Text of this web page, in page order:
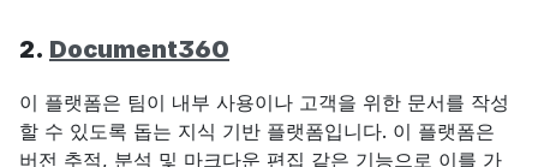
2. Document360
이 플랫폼은 팀이 내부 사용이나 고객을 위한 문서를 작성
할 수 있도록 돕는 지식 기반 플랫폼입니다. 이 플랫폼은
버전 추적, 분석 및 마크다운 편집 같은 기능으로 이를 가